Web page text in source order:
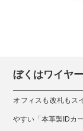
ぼくはワイヤ
オフィスも改札もス
やすい「本革製IDカ